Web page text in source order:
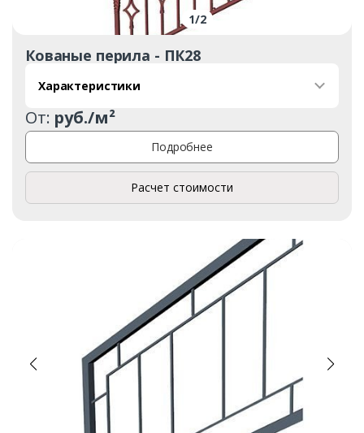
1/2
Кованые перила - ПК28
Характеристики
От: руб./м²
Подробнее
Расчет стоимости